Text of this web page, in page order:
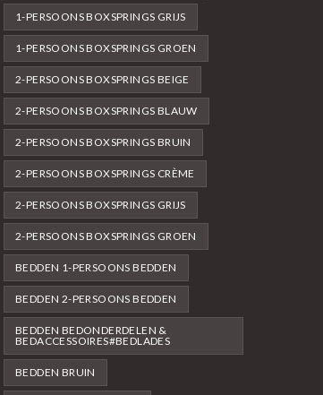
1-PERSOONS BOXSPRINGS GRIJS
1-PERSOONS BOXSPRINGS GROEN
2-PERSOONS BOXSPRINGS BEIGE
2-PERSOONS BOXSPRINGS BLAUW
2-PERSOONS BOXSPRINGS BRUIN
2-PERSOONS BOXSPRINGS CRÈME
2-PERSOONS BOXSPRINGS GRIJS
2-PERSOONS BOXSPRINGS GROEN
BEDDEN 1-PERSOONS BEDDEN
BEDDEN 2-PERSOONS BEDDEN
BEDDEN BEDONDERDELEN &
BEDACCESSOIRES#BEDLADES
BEDDEN BRUIN